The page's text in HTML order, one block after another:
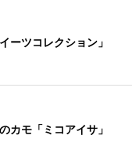
ーツコレクション」
カモ「ミコアイサ」